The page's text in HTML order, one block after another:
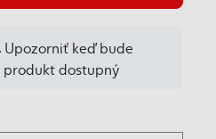
produkt dostupný